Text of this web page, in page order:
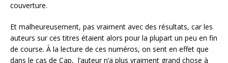
couverture.
Et malheureusement, pas vraiment avec des résultats, car les
auteurs sur ces titres étaient alors pour la plupart un peu en fin
de course. À la lecture de ces numéros, on sent en effet que
dans le cas de Cap, l’auteur n’a plus vraiment grand chose à